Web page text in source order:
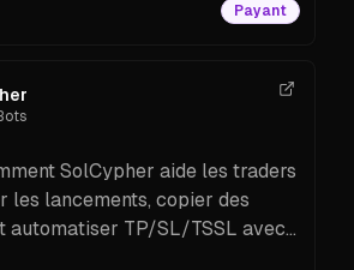
Payant
SolCypher aide les traders
les lancements, copier des
automatiser TP/SL/TSSL avec